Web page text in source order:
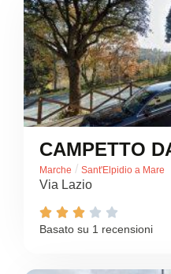
CAMPETTO
Marche / Sant'Elpidio a Mare
Via Lazio
    
Basato su 1 recensioni